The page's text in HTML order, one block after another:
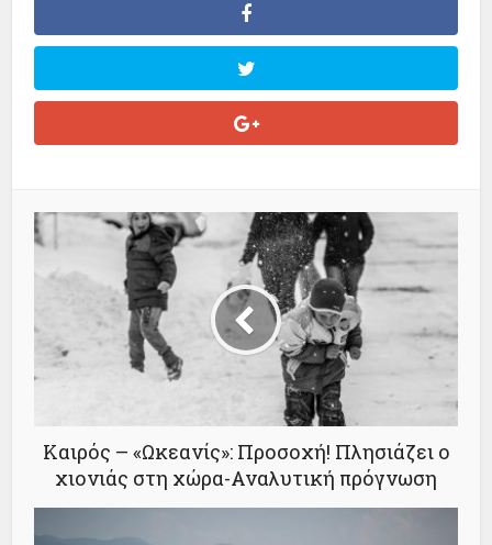
Καιρός – «Ωκεανίς»: Προσοχή! Πλησιάζει ο
χιονιάς στη χώρα-Αναλυτική πρόγνωση